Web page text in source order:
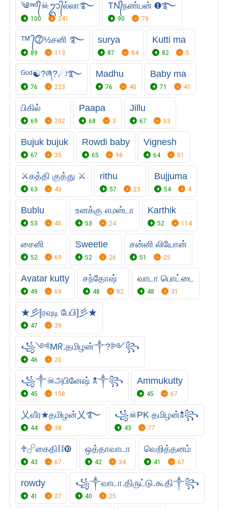
༄ᶦᶰᵈ᭄☠︎ᬊ᭄ல்லா࿐
100 241
TN᭄நண்பன் ❶࿐
90 79
ᵀᴹ ᭄⓻½சனி ࿐
89 113
surya
87 84
Kutti ma
82 5
ᴳᵒᵈ☯?ཞ?☄ʲ࿐
76 223
Madhu
76 40
Baby ma
71 41
பிகில்
69 202
Paapa
68 3
Jillu
67 53
Bujuk bujuk
67 35
Rowdi baby
65 98
Vignesh
64 51
⚔️கத்தி குத்து ⚔️
63 43
rithu
57 23
Bujjuma
54 4
Bublu
53 45
உனக்கு எமன்டா
53 24
Karthik
52 114
சைனி
52 69
Sweetie
52 26
சன்னி லியோன்
51 25
Avatar kutty
49 69
சந்தோஷ்
48 82
வாடா பொட்டை
48 31
★彡[ரவுடி பேபி]彡★
47 39
꧁༺Mᖇ.தமிழன்༒?༻꧂
46 20
꧁༒☠︎அபினேஷ் ☠︎༒꧂
45 158
Ammukutty
45 67
乂வீர★தமிழன்乂࿐
44 38
꧁☠︎PK தமிழன்☠︎꧂
43 77
♱☍கைதி⛓➓
43 67
ஒத்தாவாடா
42 34
வெறித்தனம்
41 67
rowdy
41 27
꧁༒வாடா.திருட்டு.கூதி༒꧂
40 25